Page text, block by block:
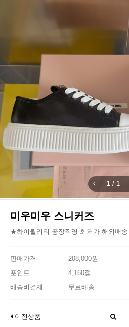
1 / 1
미우미우 스니커즈
★하이퀄리티 공장직영 최저가 해외배
판매가격
208,000원
포인트
4,160점
배송비결제
무료배송
이전상품